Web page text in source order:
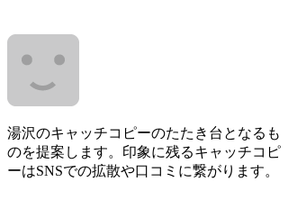
湯沢のキャッチコピーのたたき台となるも
のを提案します。印象に残るキャッチコピ
ーはSNSでの拡散や口コミに繋がります。